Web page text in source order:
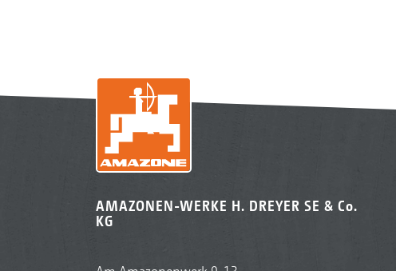
AMAZONEN-WERKE H. DREYER SE & Co.
KG